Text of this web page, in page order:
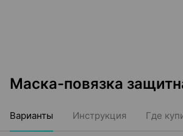
Маска-повязка
Варианты Инструкция Где